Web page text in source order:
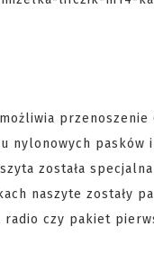
nylonowych
została
naszyte zostały
radio czy pakiet